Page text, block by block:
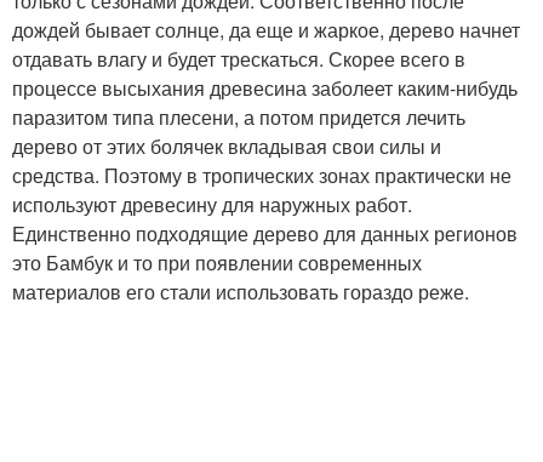
дождей бывает солнце, да еще и жаркое, дерево начнет
отдавать влагу и будет трескаться. Скорее всего в
процессе высыхания древесина заболеет каким-нибудь
паразитом типа плесени, а потом придется лечить
дерево от этих болячек вкладывая свои силы и
средства. Поэтому в тропических зонах практически не
используют древесину для наружных работ.
Единственно подходящие дерево для данных регионов
это Бамбук и то при появлении современных
материалов его стали использовать гораздо реже.